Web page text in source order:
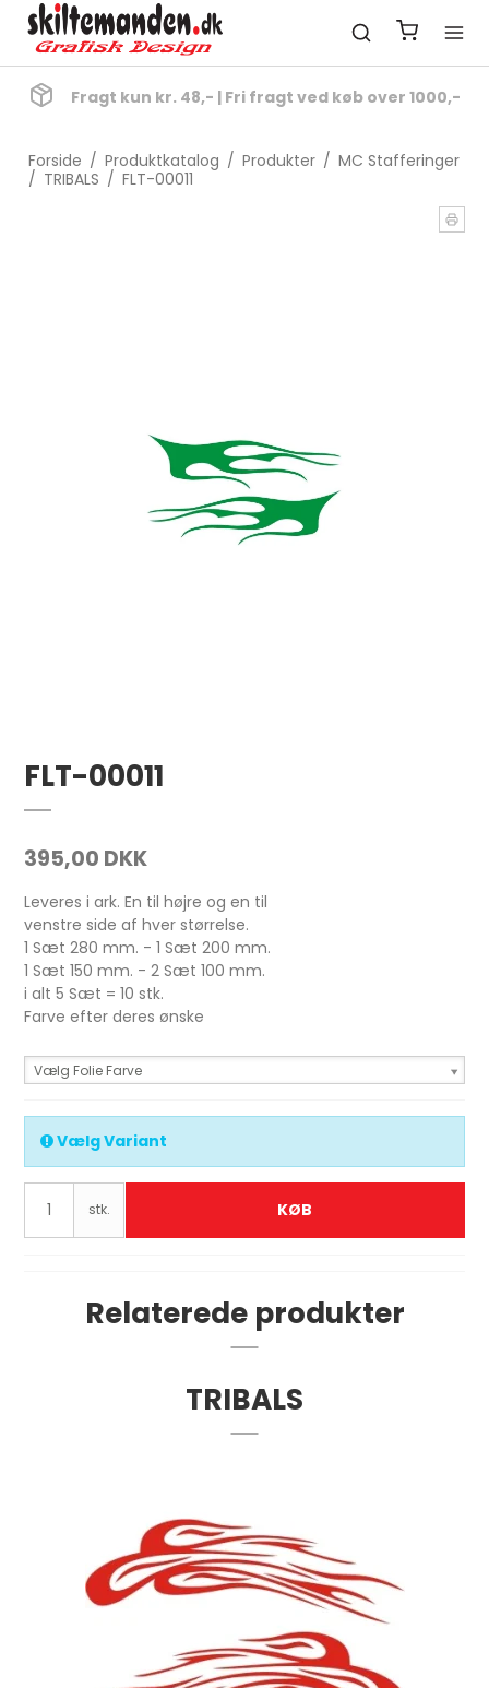
Fragt kun kr. 48,- | Fri fragt ved køb over 1000,-
Forside / Produktkatalog / Produkter / MC Stafferinger
/ TRIBALS / FLT-00011
FLT-00011
395,00 DKK
Leveres i ark. En til højre og en til
venstre side af hver størrelse.
1 Sæt 280 mm. - 1 Sæt 200 mm.
1 Sæt 150 mm. - 2 Sæt 100 mm.
i alt 5 Sæt = 10 stk.
Farve efter deres ønske
Vælg Folie Farve
Vælg Variant
stk. KØB
Relaterede produkter
TRIBALS